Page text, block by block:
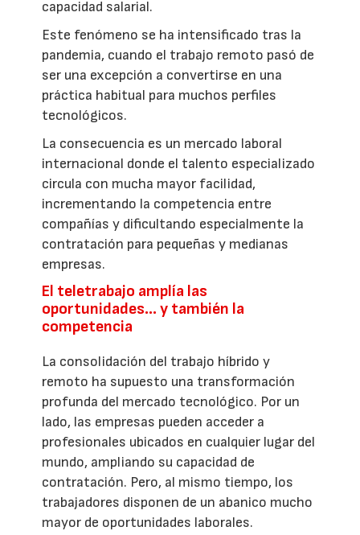
capacidad salarial.
Este fenómeno se ha intensificado tras la
pandemia, cuando el trabajo remoto pasó de
ser una excepción a convertirse en una
práctica habitual para muchos perfiles
tecnológicos.
La consecuencia es un mercado laboral
internacional donde el talento especializado
circula con mucha mayor facilidad,
incrementando la competencia entre
compañías y dificultando especialmente la
contratación para pequeñas y medianas
empresas.
El teletrabajo amplía las
oportunidades… y también la
competencia
La consolidación del trabajo híbrido y
remoto ha supuesto una transformación
profunda del mercado tecnológico. Por un
lado, las empresas pueden acceder a
profesionales ubicados en cualquier lugar del
mundo, ampliando su capacidad de
contratación. Pero, al mismo tiempo, los
trabajadores disponen de un abanico mucho
mayor de oportunidades laborales.